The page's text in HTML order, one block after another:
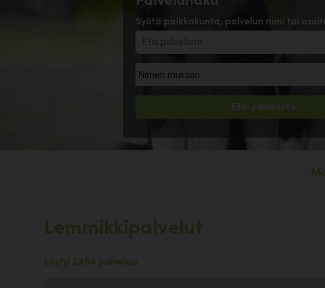
Syötä paikkakunta, palvelun nimi tai osoite
Lemmikkipalvelut
Löytyi 2494 palvelua